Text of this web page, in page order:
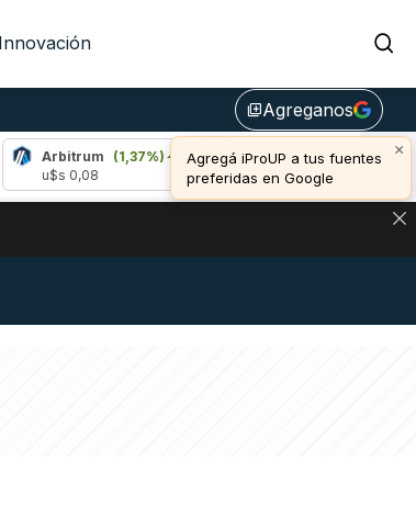
Innovación
library_addAgreganos
×
Agregá iProUP a tus fuentes
preferidas en Google
(1,37%)
Bitcoin (0,84%)
u$s 64.900,00
EN BITCOIN, DÓLAR CRIPTO Y EXCHANGES